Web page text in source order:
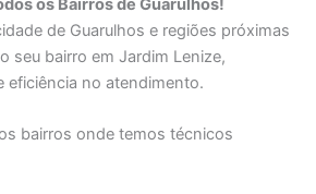
os Bairros de Guarulhos!
de Guarulhos e regiões próximas
seu bairro em Jardim Lenize,
eficiência no atendimento.
bairros onde temos técnicos